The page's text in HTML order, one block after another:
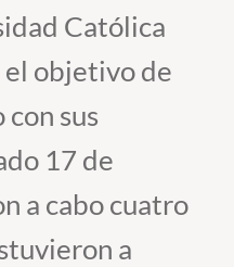
Católica
el objetivo de
sus
17 de
a cabo cuatro
a